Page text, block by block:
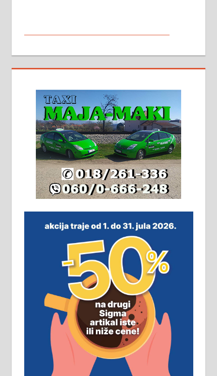
МАЛИ ОГЛАСИ
На продају кућа у Алексинцу,
стамбене целине једна уз другу.
2х150м2, две гараже, централно
грејање на гас и дрва. Две
адресе. 063/71-74-023
Издајем комплетно опремљену
халу на Житковачком путу, на
плацу површине око 7 ари.
064/321-80-51; 063/102-35-25
незавршена кућа површине 160
м2 са плацем од 8 ари у Зеленом
виру у Алексинцу. Могућа
замена. 064/21-63-584
ПОСЛОВНИ ОГЛАСИ
Рудник и флотација Рудник
д.о.о. Рудник запошљава 20
помоћника рудара. Услови:
Основна школа, пожељно радно
искуство на истим и сличним
пословима, али не и неопходан
услов. Обезбеђен смештај,
превоз, исхрана. 032/57-41-122 –
локал 22